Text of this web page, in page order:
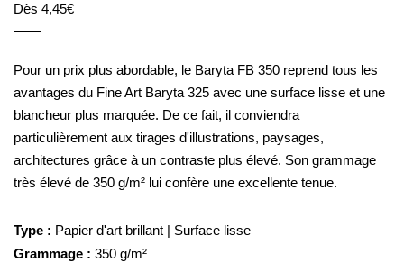
Dès 4,45€
Pour un prix plus abordable, le Baryta FB 350 reprend tous les
avantages du Fine Art Baryta 325 avec une surface lisse et une
blancheur plus marquée. De ce fait, il conviendra
particulièrement aux tirages d'illustrations, paysages,
architectures grâce à un contraste plus élevé. Son grammage
très élevé de 350 g/m² lui confère une excellente tenue.
Type : Papier d'art brillant | Surface lisse
Grammage : 350 g/m²